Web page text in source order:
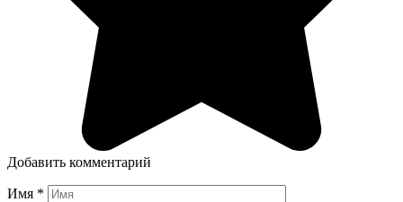
Добавить комментарий
Имя *